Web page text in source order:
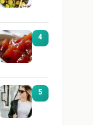
4
5